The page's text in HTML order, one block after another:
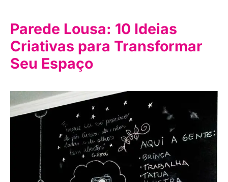
Parede Lousa: 10 Ideias
Criativas para Transformar
Seu Espaço